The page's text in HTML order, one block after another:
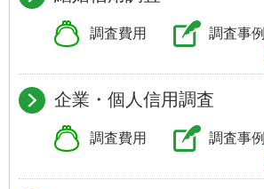
調査費用
調査事例
企業・個人信用調査
調査費用
調査事例